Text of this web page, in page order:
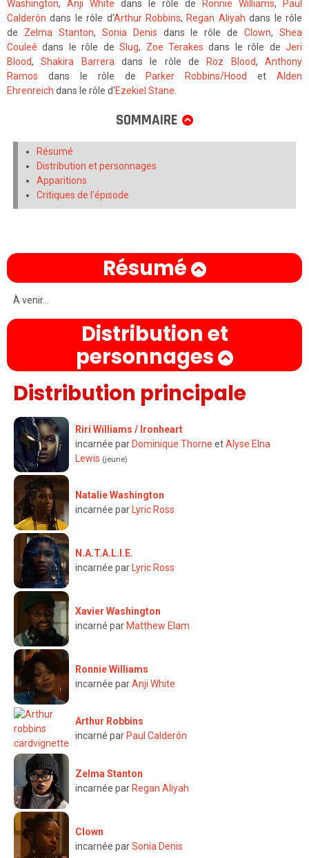
Washington, Anji White dans le rôle de Ronnie Williams,
Paul
Calderón dans le rôle d'Arthur Robbins, Regan Aliyah dans le rôle
de Zelma Stanton, Sonia Denis dans le rôle deClown,Shea
Couleé dans le rôle deSlug, Zoe Terakes dans le rôle deJeri
Blood,Shakira Barrera dans le rôle de Roz Blood,Anthony
Ramos dans le rôle de Parker Robbins/Hood et Alden
Ehrenreich dans le rôle d'Ezekiel Stane
SOMMAIRE
Résumé
Distribution et personnages
Apparitions
Critiques de l'épisode
Résumé
À venir…
Distribution et
personnages
Distribution principale
Riri Williams / Ironheart
incarnée par Dominique Thorne etAlyse Elna
Lewis (jeune)
Natalie Washington
incarnée par Lyric Ross
N.A.T.A.L.I.E.
incarnée par Lyric Ross
Xavier Washington
incarné par Matthew Elam
Ronnie Williams
incarnée parAnji White
Arthur Robbins
incarné par Paul Calderón
Zelma Stanton
incarnée par Regan Aliyah
Clown
incarnée parSonia Denis